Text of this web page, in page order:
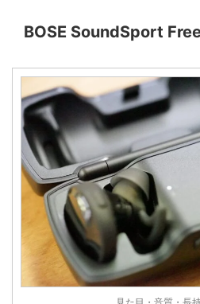
BOSE SoundSport